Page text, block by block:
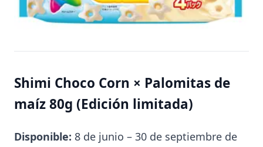
Shimi Choco Corn × Palomitas de
maíz 80g (Edición limitada)
Disponible: 8 de junio – 30 de septiembre de